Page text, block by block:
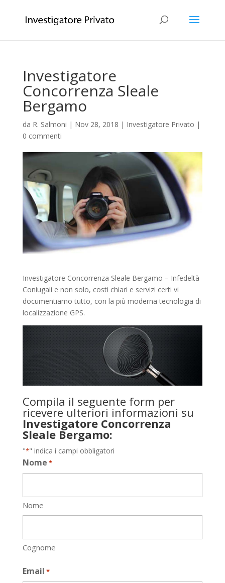
Investigatore
Concorrenza Sleale
Bergamo
da R. Salmoni | Nov 28, 2018 | Investigatore Privato |
0 commenti
Investigatore Concorrenza Sleale Bergamo – Infedeltà
Coniugali e non solo, costi chiari e servizi certi vi
documentiamo tutto, con la più moderna tecnologia di
localizzazione GPS.
Compila il seguente form per
ricevere ulteriori informazioni su
Investigatore Concorrenza
Sleale Bergamo:
"*" indica i campi obbligatori
Nome *
Nome
Cognome
Email *